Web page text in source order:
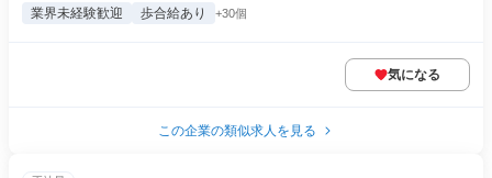
業界未経験歓迎 歩合給あり +30個
気になる
この企業の類似求人を見る